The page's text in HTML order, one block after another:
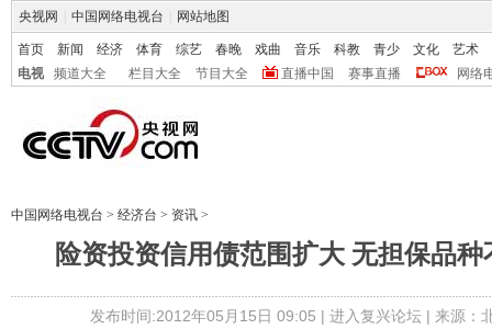
央视网 中国网络电视台 网站地图
首页 新闻 经济 体育 综艺 春晚 戏曲 音乐 科教 青少 文化
艺术
电视
频道大全 栏目大全 节目大全 直播中国 赛事直播 网络
中国网络电视台 > 经济台 > 资讯 >
险资投资信用债范围扩大 无担保品
发布时间:2012年05月15日 09:05 | 进入复兴论坛| 来源：